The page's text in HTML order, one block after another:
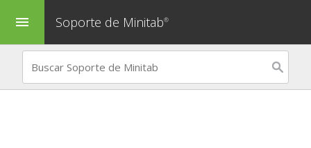
menu Soporte de Minitab®